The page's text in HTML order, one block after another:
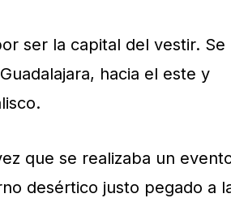
ser la capital del vestir. Se
hacia el este y
que se realizaba un
desértico justo pegado a